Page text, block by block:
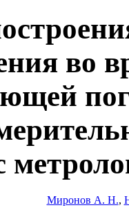
во
Миронов А. Н.,